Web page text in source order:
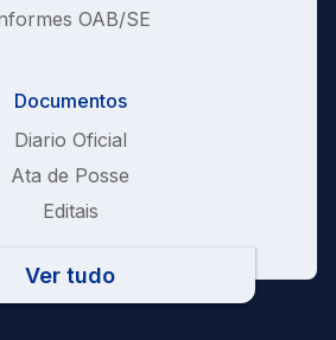
OAB/SE
Documentos
Diario Oficial
Ata de Posse
Editais
Ver tudo